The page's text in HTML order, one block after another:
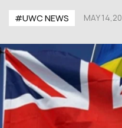
#UWС NEWS MAY